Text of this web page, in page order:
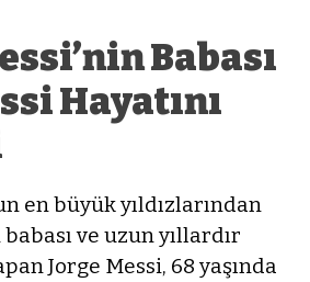
Babası
Hayatını
en büyük yıldızlarından
ve uzun yıllardır
Jorge Messi, 68 yaşında